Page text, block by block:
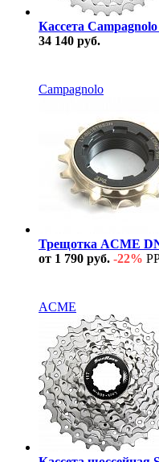
Кассета
34 140 руб.
Campagnolo
Трещотка ACME
от 1 790 руб. -22%
ACME